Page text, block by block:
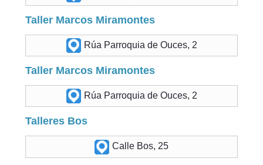
Taller Marcos Miramontes
Rúa Parroquia de Ouces, 2
Taller Marcos Miramontes
Rúa Parroquia de Ouces, 2
Talleres Bos
Calle Bos, 25